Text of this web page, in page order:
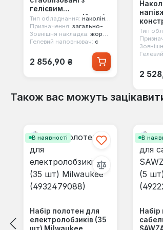
гелієвим
наповненням (2 шт.)
Stanley (FMST82960-
1)
Тип обладнання: наколінники
Призначення: загально-будівельні роботи
Зовнішня накладка: жорстка
Гелевий наповнювач: є
Звичайна ціна:
2 856,90 ₴
1)
Тип
2
Також вас можуть
В наявності
Набір полотен для
електролобзиків (35
В